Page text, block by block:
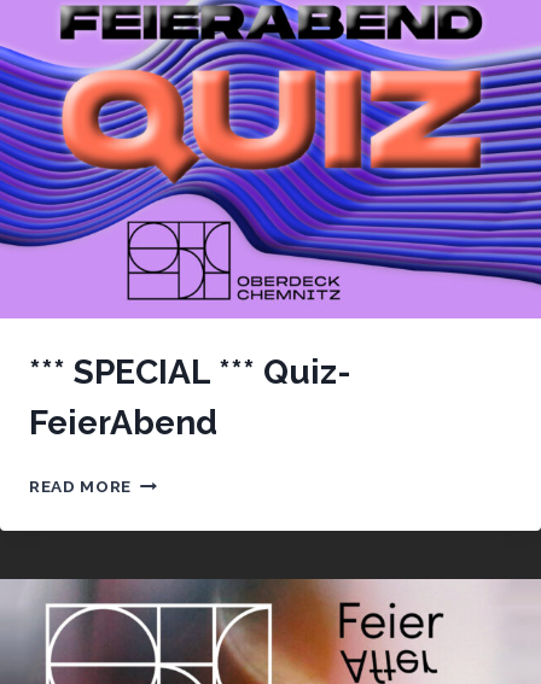
IN
ROCK’N’ROLL
WE
TRUST
!
*** SPECIAL *** Quiz-
FeierAbend
READ MORE
***
FEIERABEND